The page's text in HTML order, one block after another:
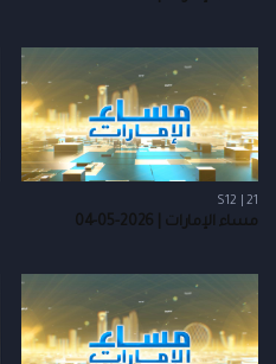
S12 | 21
مساء الإمارات | 2026-05-04